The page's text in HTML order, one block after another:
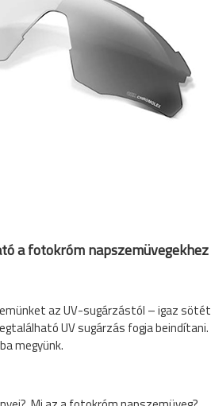
a fotokróm napszemüvegekhez
az UV-sugárzástól – igaz
UV sugárzás fogja
megyünk.